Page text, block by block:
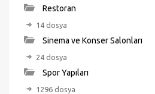
Restoran
14 dosya
Sinema ve Konser Salonları
24 dosya
Spor Yapıları
1296 dosya